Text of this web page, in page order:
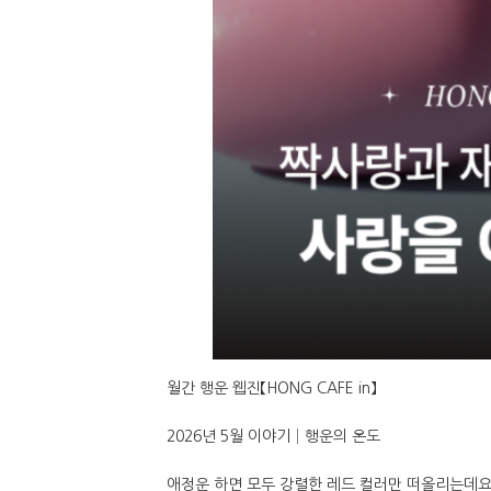
월간 행운 웹진【HONG CAFE in】
2026년 5월 이야기│행운의 온도
애정운 하면 모두 강렬한 레드 컬러만 떠올리는데